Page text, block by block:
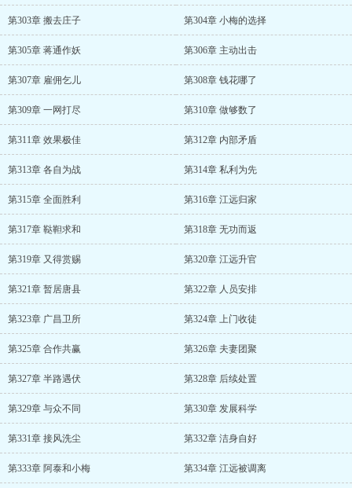
第303章 搬去庄子 第304章 小梅的选择
第305章 蒋通作妖 第306章 主动出击
第307章 雇佣乞儿 第308章 钱花哪了
第309章 一网打尽 第310章 做够数了
第311章 效果极佳 第312章 内部矛盾
第313章 各自为战 第314章 私利为先
第315章 全面胜利 第316章 江远归家
第317章 鞑靼求和 第318章 无功而返
第319章 又得赏赐 第320章 江远升官
第321章 暂居唐县 第322章 人员安排
第323章 广昌卫所 第324章 上门收徒
第325章 合作共赢 第326章 夫妻团聚
第327章 半路遇伏 第328章 后续处置
第329章 与众不同 第330章 发展科学
第331章 接风洗尘 第332章 洁身自好
第333章 阿泰和小梅 第334章 江远被调离